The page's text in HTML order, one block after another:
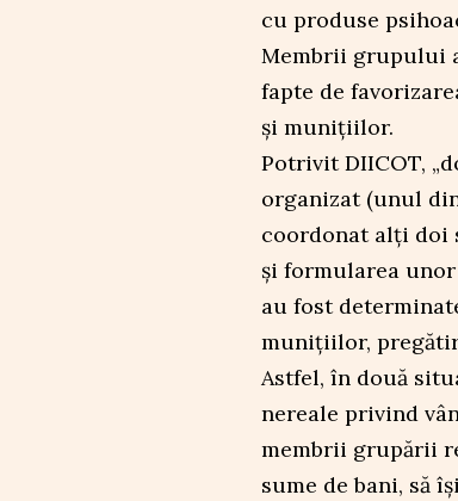
cu produse
Membrii grupului
fapte de
și munițiilor.
Potrivit DIICOT,
organizat (unul
coordonat alți doi
și formularea
au fost
munițiilor,
Astfel, în două
nereale privind
membrii grupării
sume de bani, să